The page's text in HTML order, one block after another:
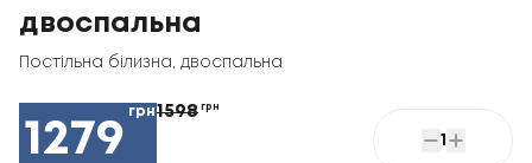
двоспальна
Постільна білизна двоспальна
1279
грн1598 грн
1